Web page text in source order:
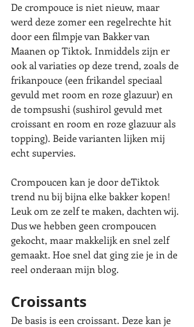
De crompouce is niet nieuw, maar
werd deze zomer een regelrechte hit
door een filmpje van Bakker van
Maanen op Tiktok. Inmiddels zijn er
ook al variaties op deze trend, zoals de
frikanpouce (een frikandel speciaal
gevuld met room en roze glazuur) en
de tompsushi (sushirol gevuld met
croissant en room en roze glazuur als
topping). Beide varianten lijken mij
echt supervies.
Crompoucen kan je door deTiktok
trend nu bij bijna elke bakker kopen!
Leuk om ze zelf te maken, dachten wij.
Dus we hebben geen crompoucen
gekocht, maar makkelijk en snel zelf
gemaakt. Hoe snel dat ging zie je in de
reel onderaan mijn blog.
Croissants
De basis is een croissant. Deze kan je